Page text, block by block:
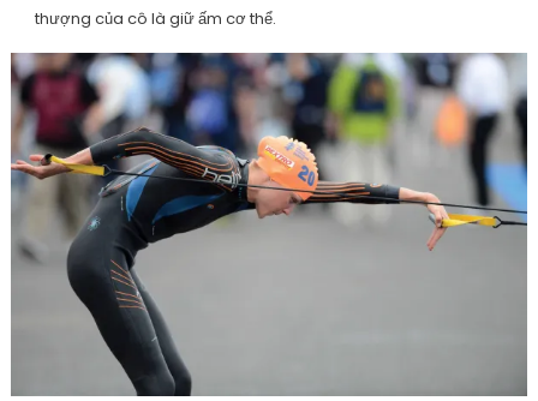
thượng của cô là giữ ấm cơ thể.